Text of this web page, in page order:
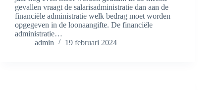
gevallen vraagt de salarisadministratie dan aan de
financiële administratie welk bedrag moet worden
opgegeven in de loonaangifte. De financiële
administratie…
admin
19 februari 2024